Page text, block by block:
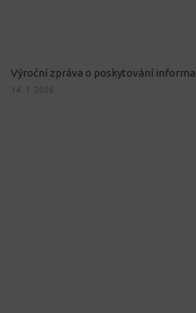
Výroční zpráva o poskytování
14. 1. 2026